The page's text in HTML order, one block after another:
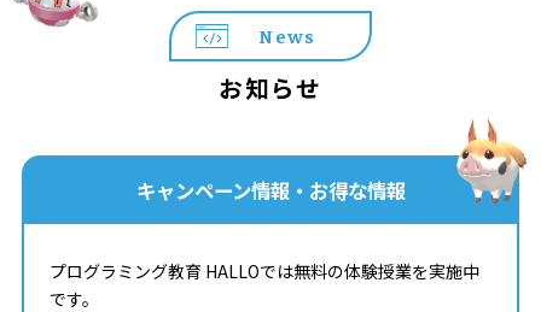
News
お知らせ
キャンペーン情報・お得な情報
プログラミング教育 HALLOでは無料の体験授業を実施中
です。